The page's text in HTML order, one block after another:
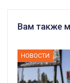
Вам также
НОВОСТИ